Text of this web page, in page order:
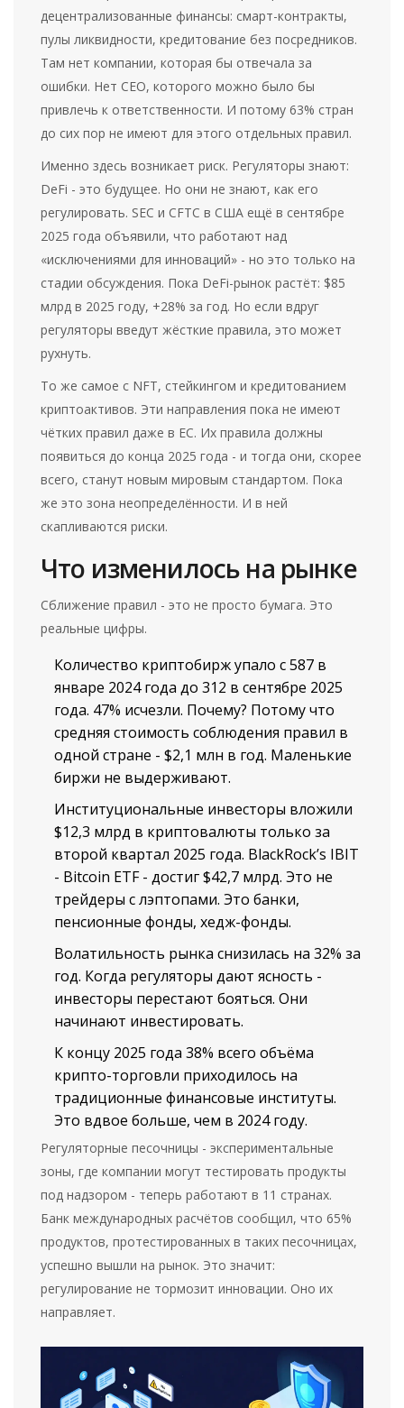
децентрализованные финансы: смарт-контракты,
пулы ликвидности, кредитование без посредников.
Там нет компании, которая бы отвечала за
ошибки. Нет CEO, которого можно было бы
привлечь к ответственности. И потому 63% стран
до сих пор не имеют для этого отдельных правил.
Именно здесь возникает риск. Регуляторы знают:
DeFi - это будущее. Но они не знают, как его
регулировать. SEC и CFTC в США ещё в сентябре
2025 года объявили, что работают над
«исключениями для инноваций» - но это только на
стадии обсуждения. Пока DeFi-рынок растёт: $85
млрд в 2025 году, +28% за год. Но если вдруг
регуляторы введут жёсткие правила, это может
рухнуть.
То же самое с NFT, стейкингом и кредитованием
криптоактивов. Эти направления пока не имеют
чётких правил даже в ЕС. Их правила должны
появиться до конца 2025 года - и тогда они, скорее
всего, станут новым мировым стандартом. Пока
же это зона неопределённости. И в ней
скапливаются риски.
Что изменилось на рынке
Сближение правил - это не просто бумага. Это
реальные цифры.
Количество криптобирж упало с 587 в
январе 2024 года до 312 в сентябре 2025
года. 47% исчезли. Почему? Потому что
средняя стоимость соблюдения правил в
одной стране - $2,1 млн в год. Маленькие
биржи не выдерживают.
Институциональные инвесторы вложили
$12,3 млрд в криптовалюты только за
второй квартал 2025 года. BlackRock’s IBIT
- Bitcoin ETF - достиг $42,7 млрд. Это не
трейдеры с лэптопами. Это банки,
пенсионные фонды, хедж-фонды.
Волатильность рынка снизилась на 32% за
год. Когда регуляторы дают ясность -
инвесторы перестают бояться. Они
начинают инвестировать.
К концу 2025 года 38% всего объёма
крипто-торговли приходилось на
традиционные финансовые институты.
Это вдвое больше, чем в 2024 году.
Регуляторные песочницы - экспериментальные
зоны, где компании могут тестировать продукты
под надзором - теперь работают в 11 странах.
Банк международных расчётов сообщил, что 65%
продуктов, протестированных в таких песочницах,
успешно вышли на рынок. Это значит:
регулирование не тормозит инновации. Оно их
направляет.